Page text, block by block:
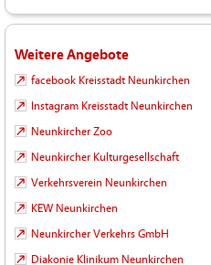
Weitere Angebote
facebook Kreisstadt Neunkirchen
Instagram Kreisstadt Neunkirchen
Neunkircher Zoo
Neunkircher Kulturgesellschaft
Verkehrsverein Neunkirchen
KEW Neunkirchen
Neunkircher Verkehrs GmbH
Diakonie Klinikum Neunkirchen